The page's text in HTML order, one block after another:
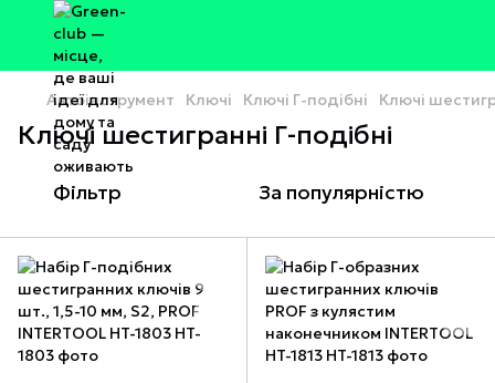
Автоінструмент Ключі Ключі Г-подібні Ключі
Ключі шестигранні Г-подібні
Фільтр За популярністю